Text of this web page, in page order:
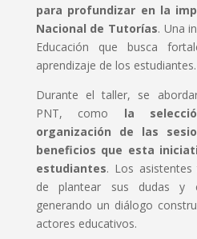
para profundizar en la
Nacional de Tutorías. Una
Educación que busca
aprendizaje de los estudiantes.
Durante el taller, se
PNT, como la
organización de las
beneficios que esta
estudiantes. Los
de plantear sus dudas y
generando un diálogo
actores educativos.